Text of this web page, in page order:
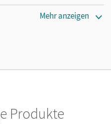
Mehr anzeigen
Produkte